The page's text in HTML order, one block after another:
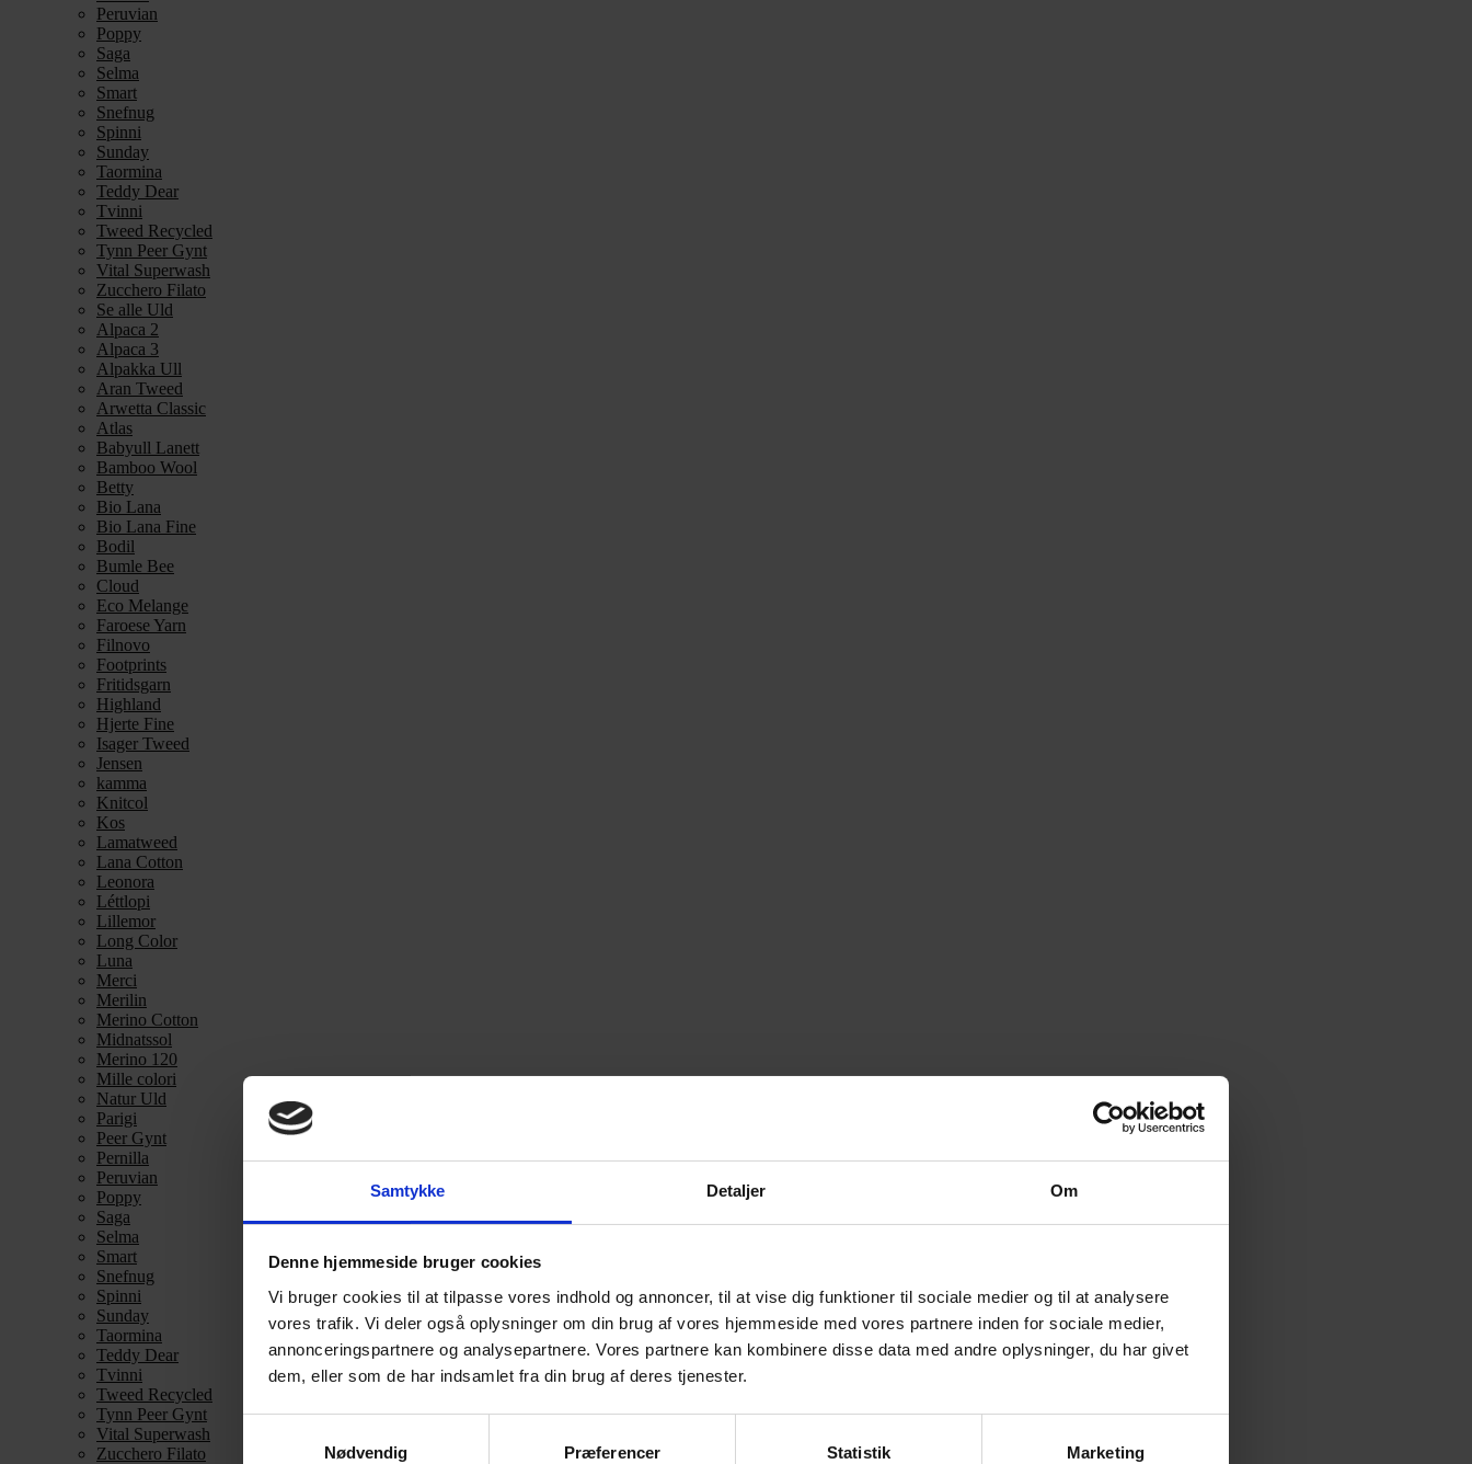
Samtykke Detaljer Om
Denne hjemmeside bruger cookies
Vi bruger cookies til at tilpasse vores indhold og annoncer, til at vise dig funktioner til sociale medier og til at analysere
vores trafik. Vi deler også oplysninger om din brug af vores hjemmeside med vores partnere inden for sociale medier,
annonceringspartnere og analysepartnere. Vores partnere kan kombinere disse data med andre oplysninger, du har givet
dem, eller som de har indsamlet fra din brug af deres tjenester.
Nødvendig
Præferencer Statistik Marketing
Peruvian
Poppy
Saga
Selma
Smart
Snefnug
Spinni
Sunday
Taormina
Teddy Dear
Tvinni
Tweed Recycled
Tynn Peer Gynt
Vital Superwash
Zucchero Filato
Se alle Uld
Alpaca 2
Alpaca 3
Alpakka Ull
Aran Tweed
Arwetta Classic
Atlas
Babyull Lanett
Bamboo Wool
Betty
Bio Lana
Bio Lana Fine
Bodil
Bumle Bee
Cloud
Eco Melange
Faroese Yarn
Filnovo
Footprints
Fritidsgarn
Highland
Hjerte Fine
Isager Tweed
Jensen
kamma
Knitcol
Kos
Lamatweed
Lana Cotton
Leonora
Léttlopi
Lillemor
Long Color
Luna
Merci
Merilin
Merino Cotton
Midnatssol
Merino 120
Mille colori
Natur Uld
Parigi
Peer Gynt
Pernilla
Peruvian
Poppy
Saga
Selma
Smart
Snefnug
Spinni
Sunday
Taormina
Teddy Dear
Tvinni
Tweed Recycled
Tynn Peer Gynt
Vital Superwash
Zucchero Filato